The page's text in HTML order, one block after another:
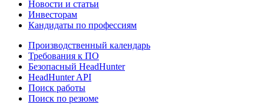
Новости и статьи
Инвесторам
Кандидаты по профессиям
Производственный календарь
Требования к ПО
Безопасный HeadHunter
HeadHunter API
Поиск работы
Поиск по резюме